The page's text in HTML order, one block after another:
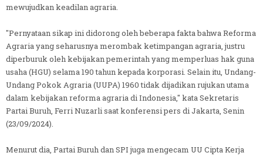
mewujudkan keadilan agraria.
"Pernyataan sikap ini didorong oleh beberapa fakta bahwa Reforma
Agraria yang seharusnya merombak ketimpangan agraria, justru
diperburuk oleh kebijakan pemerintah yang memperluas hak guna
usaha (HGU) selama 190 tahun kepada korporasi. Selain itu, Undang-
Undang Pokok Agraria (UUPA) 1960 tidak dijadikan rujukan utama
dalam kebijakan reforma agraria di Indonesia," kata Sekretaris
Partai Buruh, Ferri Nuzarli saat konferensi pers di Jakarta, Senin
(23/09/2024).
Menurut dia, Partai Buruh dan SPI juga mengecam UU Cipta Kerja